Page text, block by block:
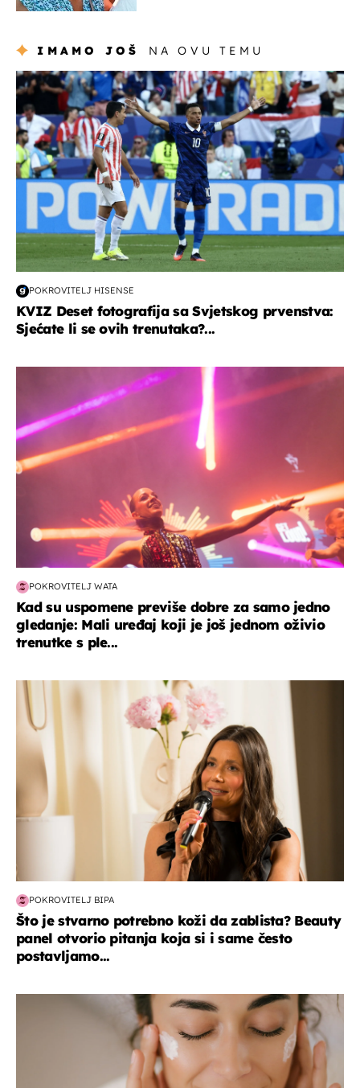
IMAMO JOŠ NA OVU TEMU
svjetsko prvenstvo 2026
POKROVITELJ HISENSE
KVIZ Deset fotografija sa Svjetskog prvenstva:
Sjećate li se ovih trenutaka?...
POKROVITELJ WATA
Kad su uspomene previše dobre za samo jedno
gledanje: Mali uređaj koji je još jednom oživio
trenutke s ple...
moda & ljepota
POKROVITELJ BIPA
Što je stvarno potrebno koži da zablista? Beauty
panel otvorio pitanja koja si i same često
postavljamo...
moda & ljepota